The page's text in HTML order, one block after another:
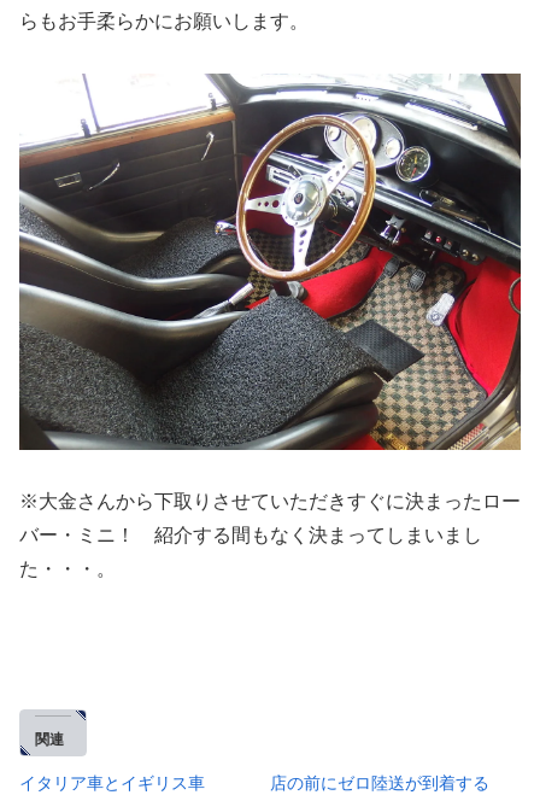
らもお手柔らかにお願いします。
※大金さんから下取りさせていただきすぐに決まったロー
バー・ミニ！ 紹介する間もなく決まってしまいまし
た・・・。
関連
イタリア車とイギリス車
店の前にゼロ陸送が到着する